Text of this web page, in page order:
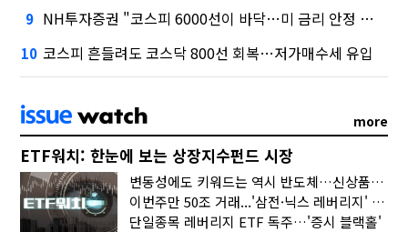
9 NH투자증권 "코스피 6000선이 바닥…미 금리 안정 후 추가 회복"
10 코스피 흔들려도 코스닥 800선 회복…저가매수세 유입
more
ETF워치: 한눈에 보는 상장지수펀드 시장
변동성에도 키워드는 역시 반도체…신상품은 우주·방산
이번주만 50조 거래...'삼전·닉스 레버리지' 수익률은 -30%
단일종목 레버리지 ETF 독주…'증시 블랙홀'